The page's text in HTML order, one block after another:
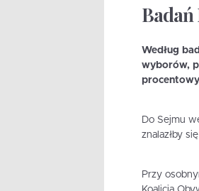
Badań
Według
wyborów,
Do Sejmu
znalazłby się
Przy